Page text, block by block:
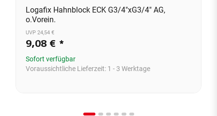
Logafix Hahnblock ECK G3/4"xG3/4" AG,
o.Vorein.
UVP 24,54 €
9,08 € *
Sofort verfügbar
Voraussichtliche Lieferzeit: 1 - 3 Werktage